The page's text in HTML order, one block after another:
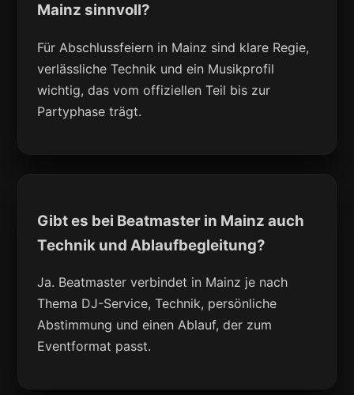
Mainz sinnvoll?
Für Abschlussfeiern in Mainz sind klare Regie,
verlässliche Technik und ein Musikprofil
wichtig, das vom offiziellen Teil bis zur
Partyphase trägt.
Gibt es bei Beatmaster in Mainz auch
Technik und Ablaufbegleitung?
Ja. Beatmaster verbindet in Mainz je nach
Thema DJ-Service, Technik, persönliche
Abstimmung und einen Ablauf, der zum
Eventformat passt.